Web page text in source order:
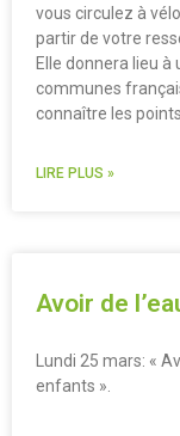
vous circulez à
partir de votre
Elle donnera lieu
communes
connaître les
LIRE PLUS »
Avoir de
Lundi 25 mars: «
enfants ».